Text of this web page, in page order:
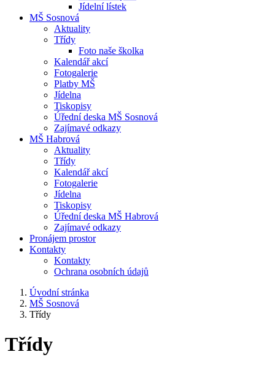
Jídelní lístek
MŠ Sosnová
Aktuality
Třídy
Foto naše školka
Kalendář akcí
Fotogalerie
Platby MŠ
Jídelna
Tiskopisy
Úřední deska MŠ Sosnová
Zajímavé odkazy
MŠ Habrová
Aktuality
Třídy
Kalendář akcí
Fotogalerie
Jídelna
Tiskopisy
Úřední deska MŠ Habrová
Zajímavé odkazy
Pronájem prostor
Kontakty
Kontakty
Ochrana osobních údajů
Úvodní stránka
MŠ Sosnová
Třídy
Třídy